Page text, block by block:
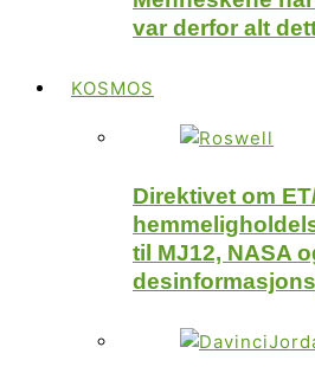
var derfor alt
KOSMOS
Direktivet om
til MJ12, NASA